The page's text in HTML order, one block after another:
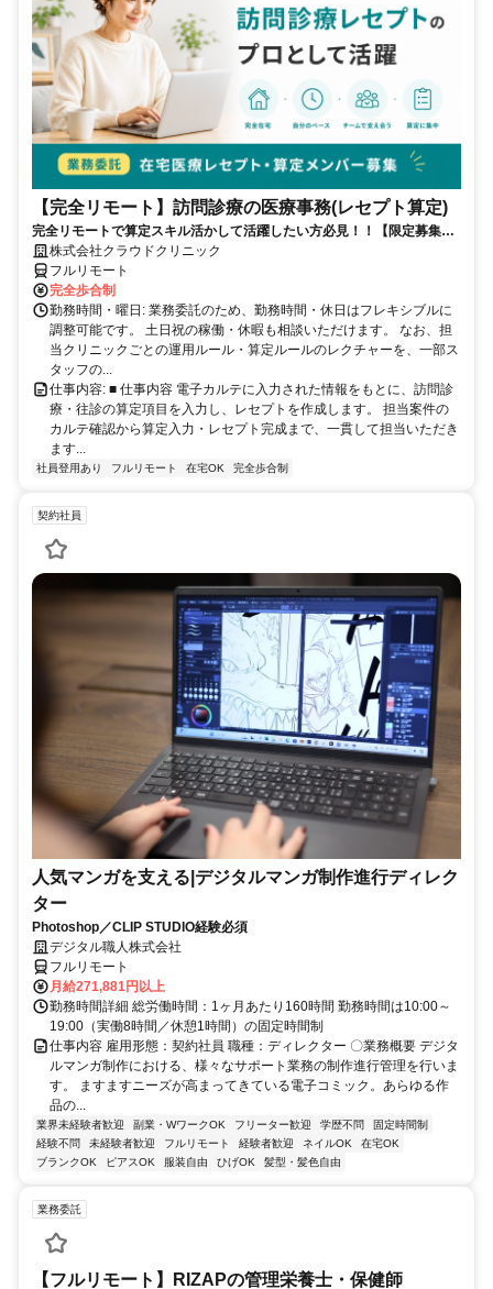
【完全リモート】訪問診療の医療事務(レセプト算定)
完全リモートで算定スキル活かして活躍したい方必見！！【限定募集】
完全リモート｜在宅医療レセプト算定（成果報酬型／業務委託）
株式会社クラウドクリニック
フルリモート
完全歩合制
勤務時間・曜日: 業務委託のため、勤務時間・休日はフレキシブルに
調整可能です。 土日祝の稼働・休暇も相談いただけます。 なお、担
当クリニックごとの運用ルール・算定ルールのレクチャーを、一部ス
タッフの...
仕事内容: ■ 仕事内容 電子カルテに入力された情報をもとに、訪問診
療・往診の算定項目を入力し、レセプトを作成します。 担当案件の
カルテ確認から算定入力・レセプト完成まで、一貫して担当いただき
ます...
社員登用あり フルリモート 在宅OK 完全歩合制
契約社員
人気マンガを支える|デジタルマンガ制作進行ディレク
ター
Photoshop／CLIP STUDIO経験必須
デジタル職人株式会社
フルリモート
月給271,881円以上
勤務時間詳細 総労働時間：1ヶ月あたり160時間 勤務時間は10:00～
19:00（実働8時間／休憩1時間）の固定時間制
仕事内容 雇用形態：契約社員 職種：ディレクター 〇業務概要 デジタ
ルマンガ制作における、様々なサポート業務の制作進行管理を行いま
す。 ますますニーズが高まってきている電子コミック。あらゆる作
品の...
業界未経験者歓迎 副業・WワークOK フリーター歓迎 学歴不問
固定時間制
経験不問
未経験者歓迎 フルリモート 経験者歓迎 ネイルOK
在宅OK
ブランクOK
ピアスOK 服装自由 ひげOK 髪型・髪色自由
業務委託
【フルリモート】RIZAPの管理栄養士・保健師